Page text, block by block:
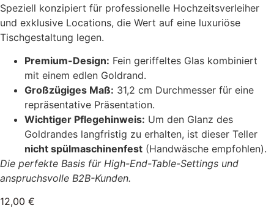
Speziell konzipiert für professionelle Hochzeitsverleiher
und exklusive Locations, die Wert auf eine luxuriöse
Tischgestaltung legen.
Premium-Design: Fein geriffeltes Glas kombiniert
mit einem edlen Goldrand.
Großzügiges Maß: 31,2 cm Durchmesser für eine
repräsentative Präsentation.
Wichtiger Pflegehinweis: Um den Glanz des
Goldrandes langfristig zu erhalten, ist dieser Teller
nicht spülmaschinenfest (Handwäsche empfohlen).
Die perfekte Basis für High-End-Table-Settings und
anspruchsvolle B2B-Kunden.
12,00 €